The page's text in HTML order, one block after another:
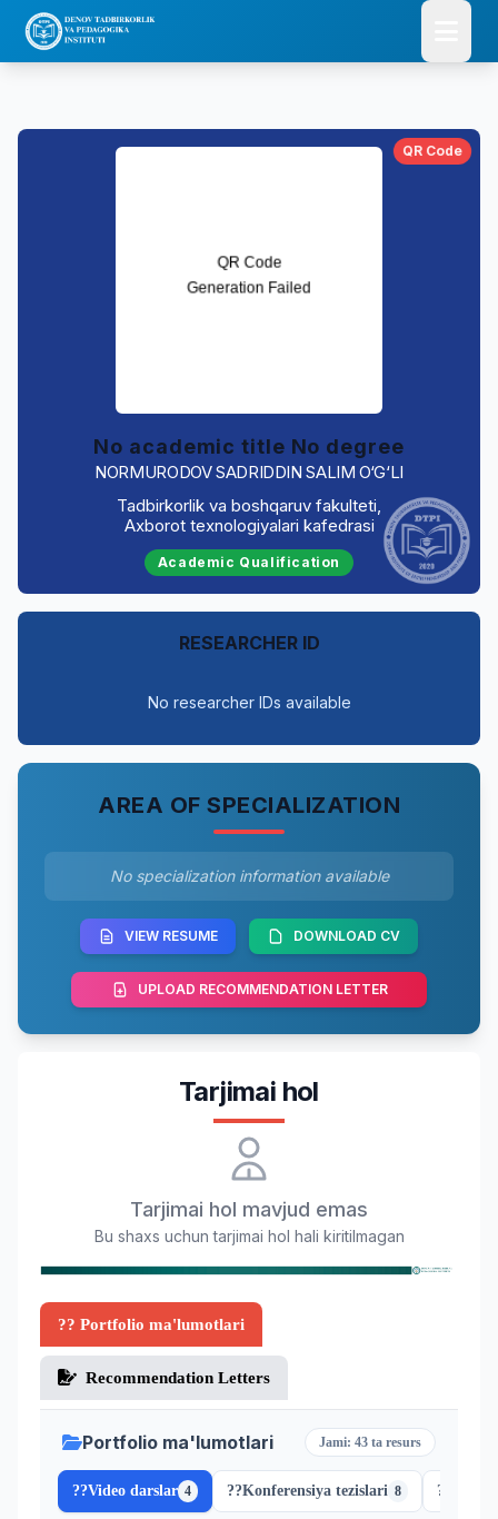
QR Code
No academic title No degree
NORMURODOV SADRIDDIN SALIM O‘G‘LI
Tadbirkorlik va boshqaruv fakulteti,
Axborot texnologiyalari kafedrasi
Academic Qualification
RESEARCHER ID
No researcher IDs available
AREA OF SPECIALIZATION
No specialization information available
VIEW RESUME DOWNLOAD CV
UPLOAD RECOMMENDATION LETTER
Tarjimai hol
Tarjimai hol mavjud emas
Bu shaxs uchun tarjimai hol hali kiritilmagan
?? Portfolio ma'lumotlari
Recommendation Letters
Portfolio ma'lumotlari Jami: 43 ta resurs
??Video darslar 4 ??Konferensiya tezislari 8 ??